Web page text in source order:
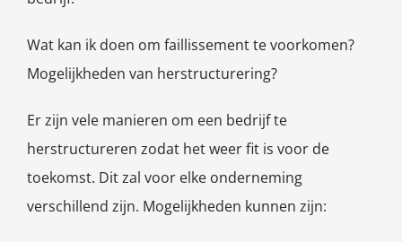
Wat kan ik doen om faillissement te voorkomen?
Mogelijkheden van herstructurering?
Er zijn vele manieren om een bedrijf te
herstructureren zodat het weer fit is voor de
toekomst. Dit zal voor elke onderneming
verschillend zijn. Mogelijkheden kunnen zijn: